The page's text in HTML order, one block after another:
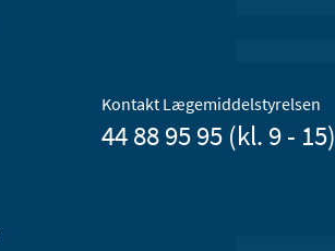
Kontakt Lægemiddelstyrelsen
44 88 95 95 (kl. 9 - 15)